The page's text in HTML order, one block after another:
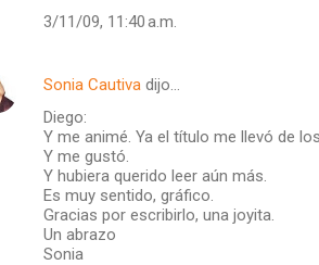
3/11/09, 11:40 a.m.
Sonia Cautivadijo…
Diego:
Y me animé. Ya el título me llevó de
Y me gustó.
Y hubiera querido leer aún más.
Es muy sentido, gráfico.
Gracias por escribirlo, una joyita.
Un abrazo
Sonia